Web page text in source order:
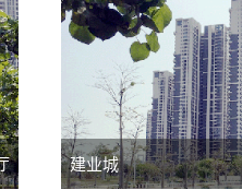
建业城